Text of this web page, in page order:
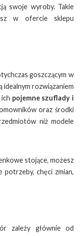
swoje wyroby. Takie
w ofercie sklepu
goszczącym w
idealnym rozwiązaniem
ich pojemne szuflady i
oraz środki
niż modele
stojące, możesz
potrzeby, chęci zmian,
zależy głównie od